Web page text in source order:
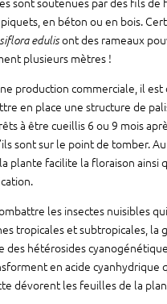
en béton ou en bois.
edulisont des rameaux
plusieurs mètres !
production commerciale, il est
en place une structure de
à être cueillis 6 ou 9 mois
sont sur le point de tomber.
plante facilite la floraison ainsi
les insectes nuisibles
tropicales et subtropicales, la
des hétérosides
en acide cyanhydrique
dévorent les feuilles de la